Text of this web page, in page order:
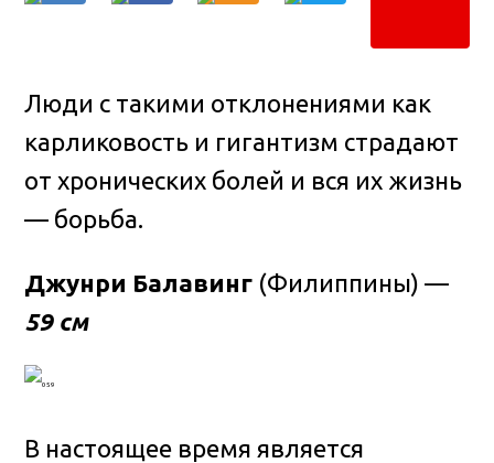
Люди с такими отклонениями как
карликовость и гигантизм страдают
от хронических болей и вся их жизнь
— борьба.
Джунри Балавинг (Филиппины) —
59 см
В настоящее время является